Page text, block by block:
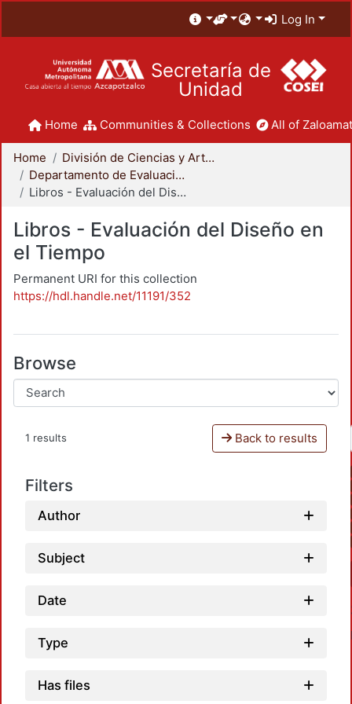
Log In
Secretaría de
Unidad
Home Communities & Collections All of
Home
División de Ciencias y Artes para el Diseño
Departamento de Evaluación del Diseño en el Tiempo
Libros - Evaluación del Diseño en el Tiempo
Libros - Evaluación del Diseño en
el Tiempo
Permanent URI for this collection
https://hdl.handle.net/11191/352
Browse
1 results Back to results
Filters
Author
Subject
Date
Type
Has files